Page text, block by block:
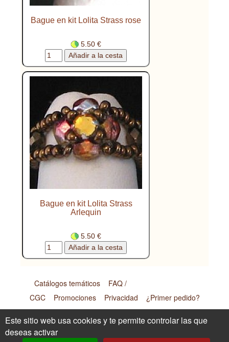
Bague en kit Lolita Strass rose
5.50 €
Bague en kit Lolita Strass
Arlequin
5.50 €
Catálogos temáticos
FAQ /
CGC
Promociones Privacidad
¿Primer pedido?
Renoncer au contrat ici
Cyberté Création SARL - 169 Impasse de Malgras - 26170
Este sitio web usa cookies y te permite controlar las que
deseas activar